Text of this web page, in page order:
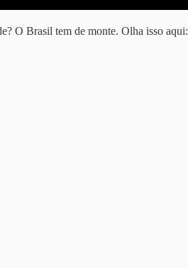
O Brasil tem de monte. Olha isso aqui: